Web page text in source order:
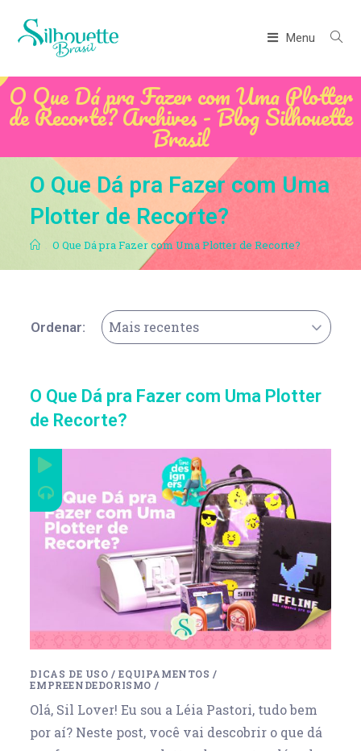
Menu
O Que Dá pra Fazer com Uma Plotter
de Recorte? Archives - Blog Silhouette
Brasil
O Que Dá pra Fazer com Uma
Plotter de Recorte?
. O Que Dá pra Fazer com Uma Plotter de Recorte?
Ordenar: Mais recentes
O Que Dá pra Fazer com Uma Plotter
de Recorte?
DICAS DE USO /EQUIPAMENTOS /
EMPREENDEDORISMO /
Olá, Sil Lover! Eu sou a Léia Pastori, tudo bem
por aí? Neste post, você vai descobrir o que dá